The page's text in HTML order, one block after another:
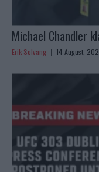
Michael Chandler
Erik Solvang 14 August,